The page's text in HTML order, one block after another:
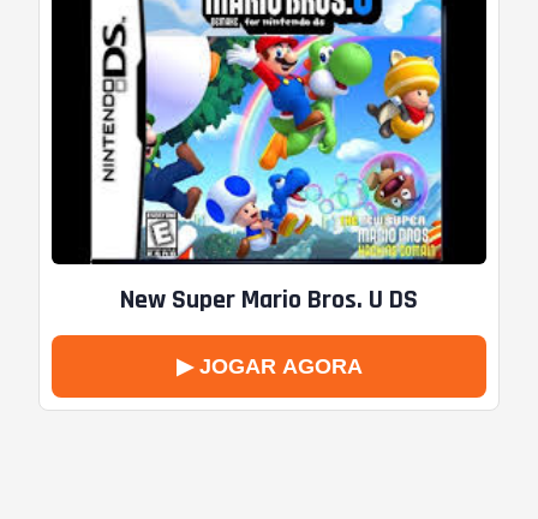
New Super Mario Bros. U DS
▶ JOGAR AGORA